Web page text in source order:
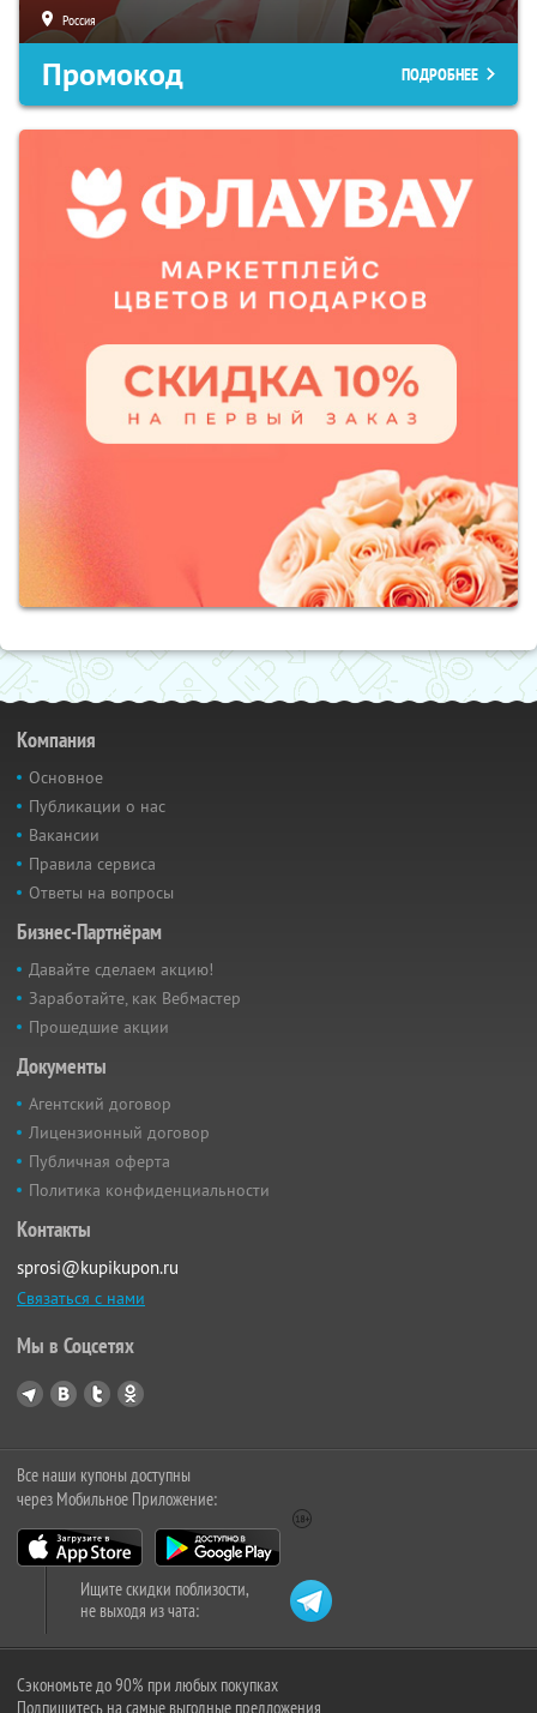
Россия
Промокод ПОДРОБНЕЕ
Компания
Основное
Публикации о нас
Вакансии
Правила сервиса
Ответы на вопросы
Бизнес-Партнёрам
Давайте сделаем акцию!
Заработайте, как Вебмастер
Прошедшие акции
Документы
Агентский договор
Лицензионный договор
Публичная оферта
Политика конфиденциальности
Контакты
sprosi@kupikupon.ru
Связаться с нами
Мы в Соцсетях
Все наши купоны доступны
через Мобильное Приложение:
Ищите скидки поблизости,
не выходя из чата:
Сэкономьте до 90% при любых покупках
Подпишитесь на самые выгодные предложения